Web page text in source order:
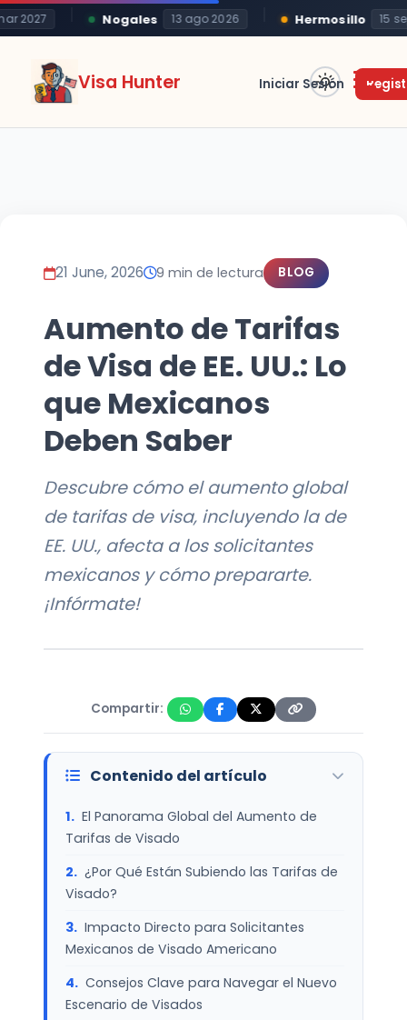
Nogales 13 ago 2026 Hermosillo 15 sep
Visa Hunter Iniciar Sesión
21 June, 2026 9 min de lectura BLOG
Aumento de Tarifas
de Visa de EE. UU.: Lo
que Mexicanos
Deben Saber
Descubre cómo el aumento global
de tarifas de visa, incluyendo la de
EE. UU., afecta a los solicitantes
mexicanos y cómo prepararte.
¡Infórmate!
Compartir:
Contenido del artículo
El Panorama Global del Aumento de
Tarifas de Visado
¿Por Qué Están Subiendo las Tarifas de
Visado?
Impacto Directo para Solicitantes
Mexicanos de Visado Americano
Consejos Clave para Navegar el Nuevo
Escenario de Visados